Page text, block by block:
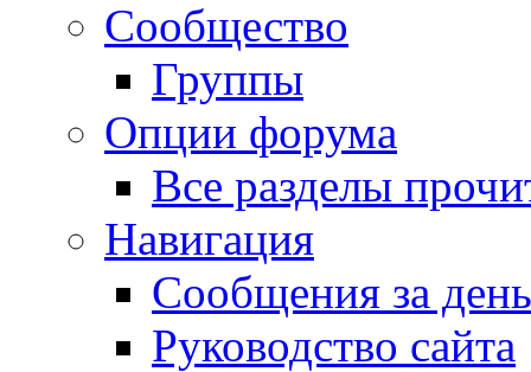
Сообщество
Группы
Опции форума
Все разделы
Навигация
Сообщения за день
Руководство сайта